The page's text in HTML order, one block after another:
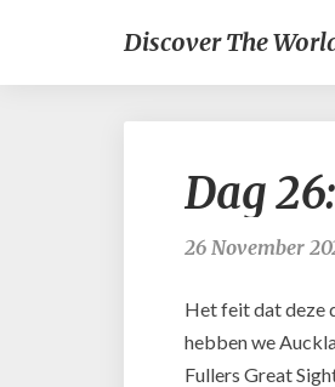
Discover The
Dag
26 November
Het feit dat deze
hebben we
Fullers Great